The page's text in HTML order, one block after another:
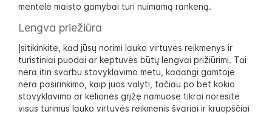
mentelė maisto gamybai turi nuimamą rankeną.
Lengva priežiūra
Įsitikinkite, kad jūsų norimi lauko virtuvės reikmenys ir
turistiniai puodai ar keptuvės būtų lengvai prižiūrimi. Tai
nėra itin svarbu stovyklavimo metu, kadangi gamtoje
nėra pasirinkimo, kaip juos valyti, tačiau po bet kokio
stovyklavimo ar kelionės grįžę namuose tikrai norėsite
visus turimus lauko virtuvės reikmenis švariai ir kruopščiai